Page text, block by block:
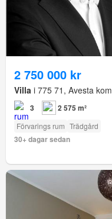
2 750 000 kr
Villa i 775 71, Avesta
3 2 575 m²
Förvarings rum Trädgård
30+ dagar sedan